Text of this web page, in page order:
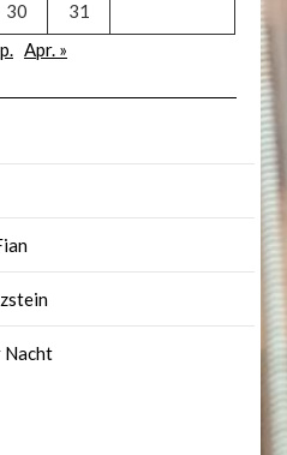
30
31
Apr. »
Nacht